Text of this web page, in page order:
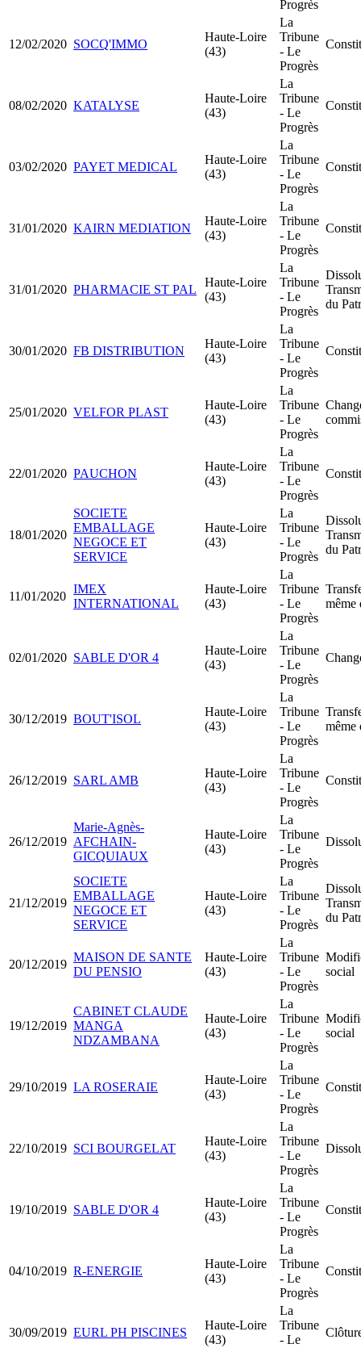
Progrès
12/02/2020 SOCQ'IMMO
Haute-Loire
(43)
La
Tribune
- Le
Progrès
08/02/2020 KATALYSE
Haute-Loire
(43)
La
Tribune
- Le
Progrès
03/02/2020 PAYET MEDICAL
Haute-Loire
(43)
La
Tribune
- Le
Progrès
31/01/2020 KAIRN MEDIATION
Haute-Loire
(43)
La
Tribune
- Le
Progrès
31/01/2020 PHARMACIE ST PAL
Haute-Loire
(43)
La
Tribune
- Le
Progrès
du
30/01/2020 FB DISTRIBUTION
Haute-Loire
(43)
La
Tribune
- Le
Progrès
25/01/2020 VELFOR PLAST
Haute-Loire
(43)
La
Tribune
- Le
Progrès
22/01/2020 PAUCHON
Haute-Loire
(43)
La
Tribune
- Le
Progrès
18/01/2020
SOCIETE
EMBALLAGE
NEGOCE ET
SERVICE
Haute-Loire
(43)
La
Tribune
- Le
Progrès
du
11/01/2020
IMEX
INTERNATIONAL
Haute-Loire
(43)
La
Tribune
- Le
Progrès
même
02/01/2020 SABLE D'OR 4
Haute-Loire
(43)
La
Tribune
- Le
Progrès
30/12/2019 BOUT'ISOL
Haute-Loire
(43)
La
Tribune
- Le
Progrès
même
26/12/2019 SARL AMB
Haute-Loire
(43)
La
Tribune
- Le
Progrès
26/12/2019
Marie-Agnès-
AFCHAIN-
GICQUIAUX
Haute-Loire
(43)
La
Tribune
- Le
Progrès
21/12/2019
SOCIETE
EMBALLAGE
NEGOCE ET
SERVICE
Haute-Loire
(43)
La
Tribune
- Le
Progrès
du
20/12/2019
MAISON DE SANTE
DU PENSIO
Haute-Loire
(43)
La
Tribune
- Le
Progrès
social
19/12/2019
CABINET CLAUDE
MANGA
NDZAMBANA
Haute-Loire
(43)
La
Tribune
- Le
Progrès
social
29/10/2019 LA ROSERAIE
Haute-Loire
(43)
La
Tribune
- Le
Progrès
22/10/2019 SCI BOURGELAT
Haute-Loire
(43)
La
Tribune
- Le
Progrès
19/10/2019 SABLE D'OR 4
Haute-Loire
(43)
La
Tribune
- Le
Progrès
04/10/2019 R-ENERGIE
Haute-Loire
(43)
La
Tribune
- Le
Progrès
30/09/2019 EURL PH PISCINES
Haute-Loire
(43)
La
Tribune
- Le